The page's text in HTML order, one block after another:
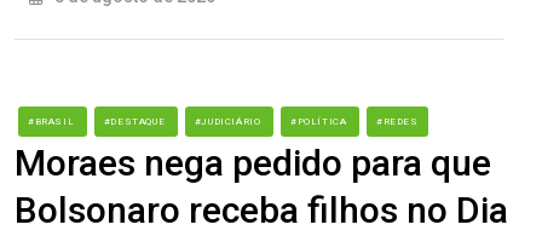
#BRASIL #DESTAQUE #JUDICIÁRIO #POLÍTICA #REDES
Moraes nega pedido para que
Bolsonaro receba filhos no Dia